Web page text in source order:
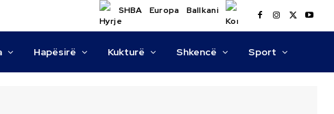
SHBA Europa Ballkani
Hapësirë Kukturë Shkencë Sport